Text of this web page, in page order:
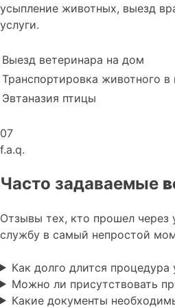
усыпление животных, выезд
услуги.
Выезд ветеринара на дом
Транспортировка животного в
Эвтаназия птицы
07
f.a.q.
Часто задаваемые
Отзывы тех, кто прошел через
службу в самый непростой
Как долго длится процедура
Можно ли присутствовать
Какие документы